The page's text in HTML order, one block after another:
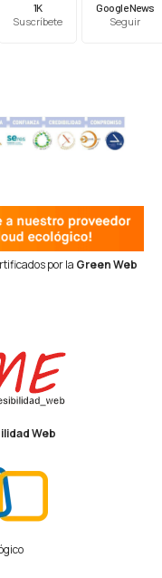
1K
Suscríbete
Google News
Seguir
por la Green Web
Web